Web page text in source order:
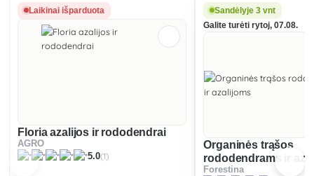
Laikinai išparduota
Floria azalijos ir rododendrai
AGRO
5.0(1)
Sandėlyje 3 vnt
Galite turėti rytoj, 07.08.
Organinės trąšos
rododendrams ir
Forestina